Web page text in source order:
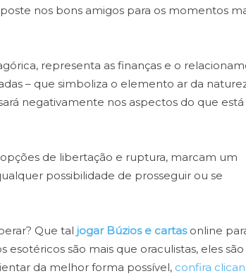
nos bons amigos para os momentos
representa as finanças e o
– que simboliza o elemento ar da
negativamente nos aspectos do que está
de libertação e ruptura, marcam um
possibilidade de prosseguir ou se
Que tal jogar Búzios e cartasonline
esotéricos são mais que oraculistas, eles são
da melhor forma possível, confira